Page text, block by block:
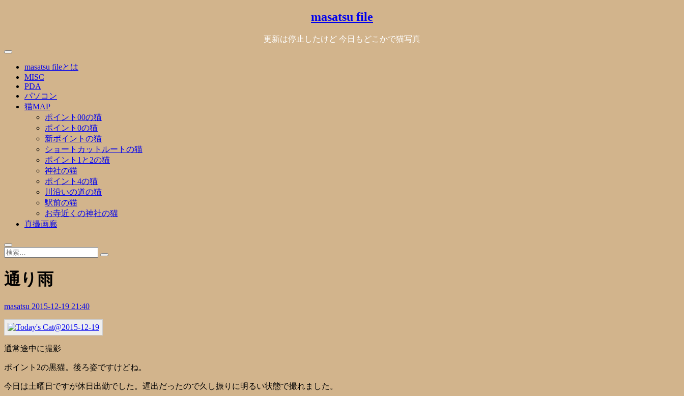
masatsu file
更新は停止したけど 今日もどこかで猫写真
masatsu fileとは
MISC
PDA
パソコン
猫MAP
ポイント00の猫
ポイント0の猫
新ポイントの猫
ショートカットルートの猫
ポイント1と2の猫
神社の猫
ポイント4の猫
川沿いの道の猫
駅前の猫
お寺近くの神社の猫
真撮画廊
通り雨
masatsu 2015-12-19 21:40
通常途中に撮影
ポイント2の黒猫。後ろ姿ですけどね。
今日は土曜日ですが休日出勤でした。遅出だったので久し振りに明るい状態で撮れました。